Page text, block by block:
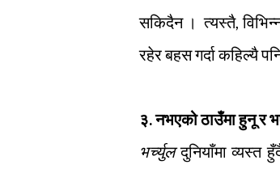
सकिदैन । त्यस्तै, विभिन्न
रहेर बहस गर्दा कहिल्यै
३. नभएको ठाउँमा हुनू र
भर्च्युलदुनियाँमा व्यस्त